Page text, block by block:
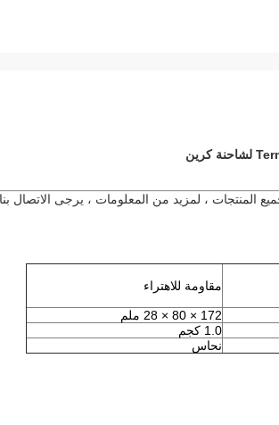
المنتجات ، لمزيد من المعلومات ، يرجى الاتصال
مقاومة للاهتراء
172 × 80 × 28 ملم
1.0 كجم
نحاس